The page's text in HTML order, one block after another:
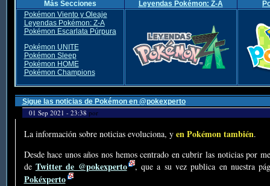
Más Secciones Leyendas Pokémon: Z-A
Pokémon Viento y Oleaje
Leyendas Pokémon: Z-A
Pokémon Escarlata Púrpura
Pokémon UNITE
Pokémon Sleep
Pokémon HOME
Pokémon Champions
Sigue las noticias de Pokémon en @pokexperto
01 Sep 2021 - 23:38 por
La información sobre noticias evoluciona, y en Pokémon también.
Desde hace unos años nos hemos centrado en cubrir las noticias por
de Twitter de @pokexperto , que a su vez publica en nuestra
Pokéxperto